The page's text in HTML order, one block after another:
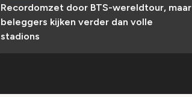
Recordomzet door BTS-wereldtour, maar
beleggers kijken verder dan volle
stadions